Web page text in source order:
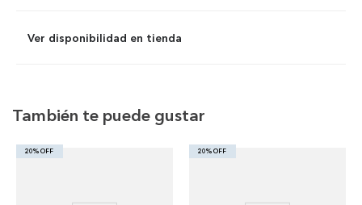
Ver disponibilidad en tienda
También te puede gustar
20% OFF 20% OFF